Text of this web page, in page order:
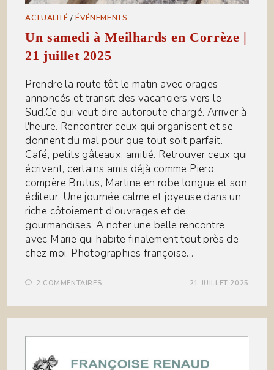
ACTUALITÉ /ÉVÉNEMENTS
Un samedi à Meilhards en Corrèze |
21 juillet 2025
Prendre la route tôt le matin avec orages
annoncés et transit des vacanciers vers le
Sud.Ce qui veut dire autoroute chargé. Arriver à
l'heure. Rencontrer ceux qui organisent et se
donnent du mal pour que tout soit parfait.
Café, petits gâteaux, amitié. Retrouver ceux qui
écrivent, certains amis déjà comme Piero,
compère Brutus, Martine en robe longue et son
éditeur. Une journée calme et joyeuse dans un
riche côtoiement d'ouvrages et de
gourmandises. A noter une belle rencontre
avec Marie qui habite finalement tout près de
chez moi. Photographies françoise…
2 COMMENTAIRES 21 JUILLET 2025